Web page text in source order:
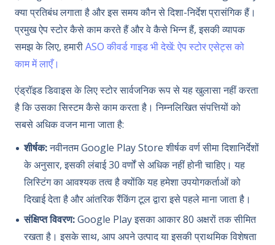
क्या प्रतिबंध लगाता है और इस समय कौन से दिशा-निर्देश प्रासंगिक हैं।
प्रमुख ऐप स्टोर कैसे काम करते हैं और वे कैसे भिन्न हैं, इसकी व्यापक
समझ के लिए, हमारीASO कीवर्ड गाइड भी देखें: ऐप स्टोर एसेट्स को
काम में लाएँ।
एंड्रॉइड डिवाइस के लिए स्टोर सार्वजनिक रूप से यह खुलासा नहीं करता
है कि उसका सिस्टम कैसे काम करता है। निम्नलिखित संपत्तियों को
सबसे अधिक वजन माना जाता है:
शीर्षक:नवीनतम Google Play Store शीर्षक वर्ण सीमा दिशानिर्देशों
के अनुसार, इसकी लंबाई 30 वर्णों से अधिक नहीं होनी चाहिए। यह
लिस्टिंग का आवश्यक तत्व है क्योंकि यह हमेशा उपयोगकर्ताओं को
दिखाई देता है और आंतरिक रैंकिंग टूल द्वारा इसे पहले माना जाता है।
संक्षिप्त विवरण:Google Play इसका आकार 80 अक्षरों तक सीमित
रखता है। इसके साथ, आप अपने उत्पाद या इसकी प्राथमिक विशेषता